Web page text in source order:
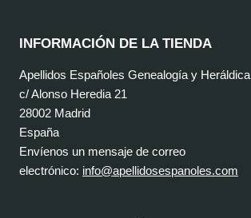
INFORMACIÓN DE LA TIENDA
Apellidos Españoles Genealogía y Heráldica
c/ Alonso Heredia 21
28002 Madrid
España
Envíenos un mensaje de correo
electrónico: info@apellidosespanoles.com